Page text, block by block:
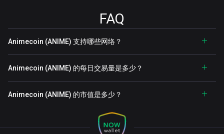
FAQ
Animecoin (ANIME) 支持哪些网络？
Animecoin (ANIME) 的每日交易量是多少？
Animecoin (ANIME) 的市值是多少？